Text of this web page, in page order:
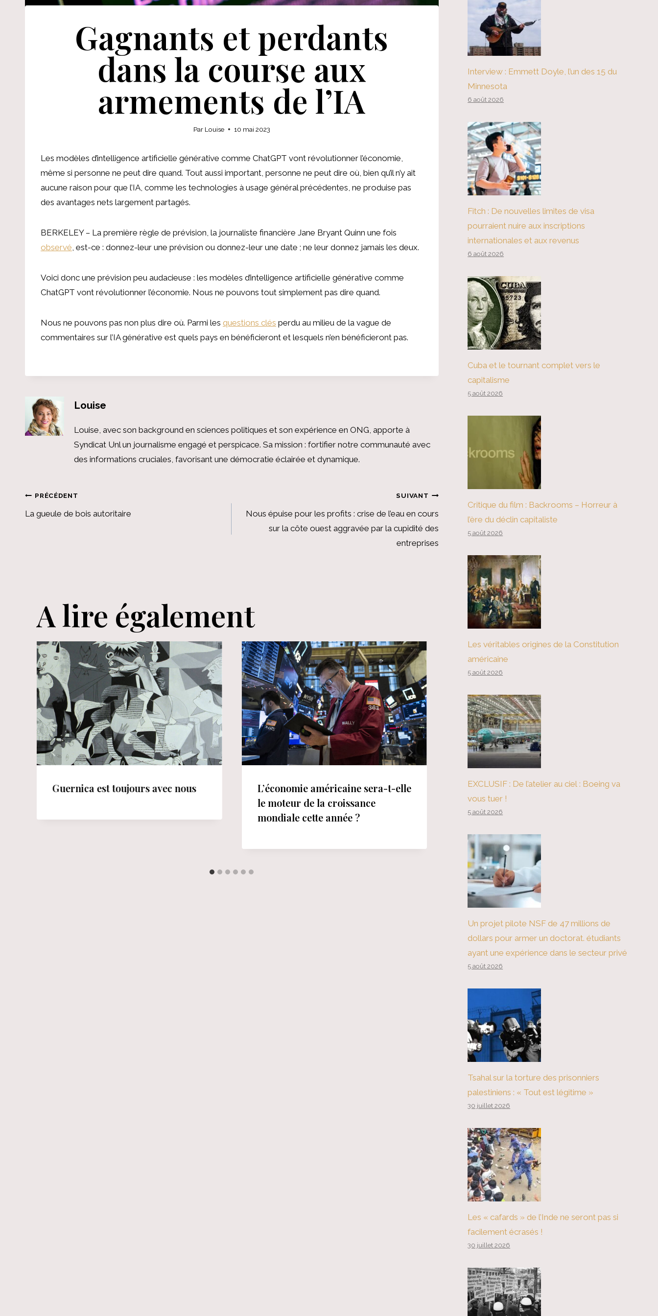
Gagnants et perdants
dans la course aux
armements de l’IA
Par Louise 10 mai 2023
Les modèles d’intelligence artificielle générative comme ChatGPT vont révolutionner l’économie,
même si personne ne peut dire quand. Tout aussi important, personne ne peut dire où, bien qu’il n’y ait
aucune raison pour que l’IA, comme les technologies à usage général précédentes, ne produise pas
des avantages nets largement partagés.
BERKELEY – La première règle de prévision, la journaliste financière Jane Bryant Quinn une fois
observé , est-ce : donnez-leur une prévision ou donnez-leur une date ; ne leur donnez jamais les deux.
Voici donc une prévision peu audacieuse : les modèles d’intelligence artificielle générative comme
ChatGPT vont révolutionner l’économie. Nous ne pouvons tout simplement pas dire quand.
Nous ne pouvons pas non plus dire où. Parmi les questions clés perdu au milieu de la vague de
commentaires sur l’IA générative est quels pays en bénéficieront et lesquels n’en bénéficieront pas.
Louise
Louise, avec son background en sciences politiques et son expérience en ONG, apporte à
Syndicat Unl un journalisme engagé et perspicace. Sa mission : fortifier notre communauté avec
des informations cruciales, favorisant une démocratie éclairée et dynamique.
Navigation
de
PRÉCÉDENT
La gueule de bois autoritaire
SUIVANT
Nous épuise pour les profits : crise de l’eau en cours
sur la côte ouest aggravée par la cupidité des
entreprises
A lire également
Guernica est toujours avec nous
L’économie américaine sera-t-elle
le moteur de la croissance
mondiale cette année ?
L’administration Biden contre la
jeunesse climatique
Interview : Emmett Doyle, l’un des 15 du
Minnesota
6 août 2026
Fitch : De nouvelles limites de visa
pourraient nuire aux inscriptions
internationales et aux revenus
6 août 2026
Cuba et le tournant complet vers le
capitalisme
5 août 2026
Critique du film : Backrooms – Horreur à
l’ère du déclin capitaliste
5 août 2026
Les véritables origines de la Constitution
américaine
5 août 2026
EXCLUSIF : De l’atelier au ciel : Boeing va
vous tuer !
5 août 2026
Un projet pilote NSF de 47 millions de
dollars pour armer un doctorat. étudiants
ayant une expérience dans le secteur privé
5 août 2026
Tsahal sur la torture des prisonniers
palestiniens : « Tout est légitime »
30 juillet 2026
Les « cafards » de l’Inde ne seront pas si
facilement écrasés !
30 juillet 2026